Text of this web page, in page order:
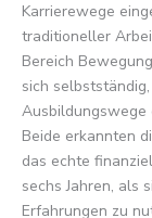
Karrierewege
traditioneller
Bereich
sich
Ausbildungswege
Beide erkannten
das echte
sechs Jahren, als
Erfahrungen zu